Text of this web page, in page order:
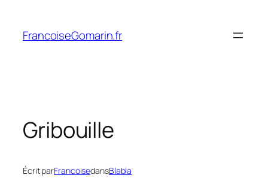
contenu
FrancoiseGomarin.fr
Gribouille
Écrit parFrancoisedansBlabla